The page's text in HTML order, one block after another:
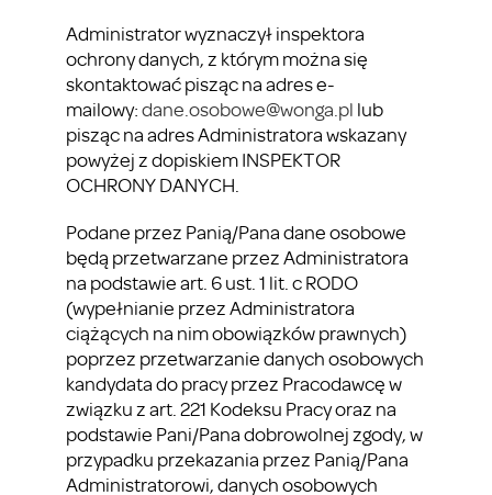
Administrator wyznaczył inspektora
ochrony danych, z którym można się
skontaktować pisząc na adres e-
mailowy:dane.osobowe@wonga.pl lub
pisząc na adres Administratora wskazany
powyżej z dopiskiem INSPEKTOR
OCHRONY DANYCH.
Podane przez Panią/Pana dane osobowe
będą przetwarzane przez Administratora
na podstawie art. 6 ust. 1 lit. c RODO
(wypełnianie przez Administratora
ciążących na nim obowiązków prawnych)
poprzez przetwarzanie danych osobowych
kandydata do pracy przez Pracodawcę w
związku z art. 221 Kodeksu Pracy oraz na
podstawie Pani/Pana dobrowolnej zgody, w
przypadku przekazania przez Panią/Pana
Administratorowi, danych osobowych